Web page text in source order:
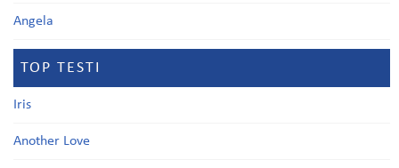
Angela
TOP TESTI
Iris
Another Love